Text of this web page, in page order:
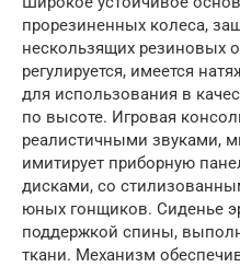
прорезиненных колеса,
нескользящих резиновых
регулируется, имеется
для использования в
по высоте. Игровая
реалистичными звуками,
имитирует приборную
дисками, со
юных гонщиков. Сиденье
поддержкой спины,
ткани. Механизм